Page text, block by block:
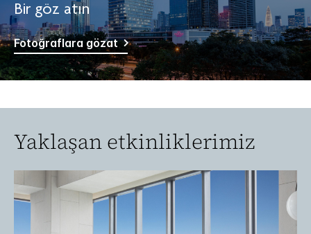
Bir göz atın
Fotoğraflara gözat
Yaklaşan etkinliklerimiz